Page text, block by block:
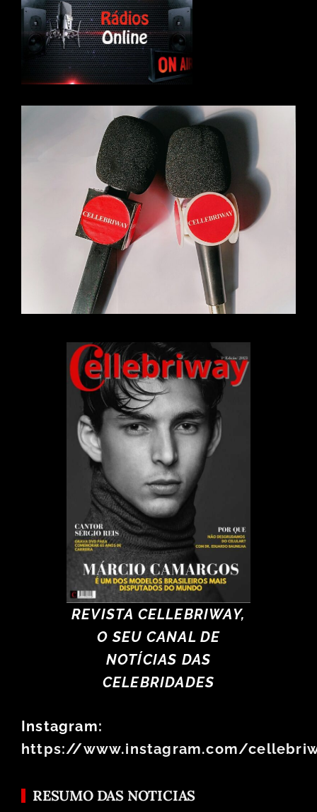
REVISTA CELLEBRIWAY,
O SEU CANAL DE
NOTÍCIAS DAS
CELEBRIDADES
Instagram:
https://www.instagram.com/
RESUMO DAS NOTICIAS